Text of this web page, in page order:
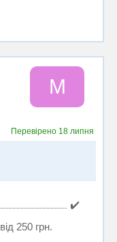
M
Перевірено 18 липня
✔️
від 250 грн.